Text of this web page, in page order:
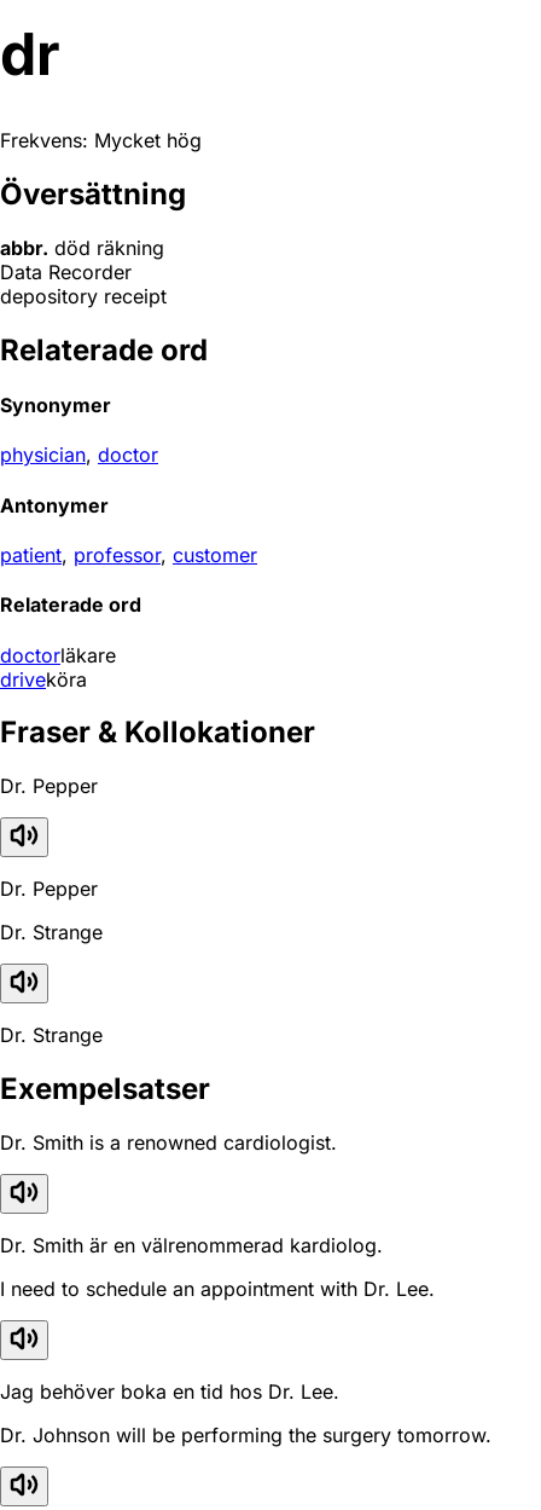
dr
Frekvens: Mycket hög
Översättning
abbr. död räkning
Data Recorder
depository receipt
Relaterade ord
Synonymer
physician, doctor
Antonymer
patient, professor, customer
Relaterade ord
doctorläkare
driveköra
Fraser & Kollokationer
Dr. Pepper
Dr. Pepper
Dr. Strange
Dr. Strange
Exempelsatser
Dr. Smith is a renowned cardiologist.
Dr. Smith är en välrenommerad kardiolog.
I need to schedule an appointment with Dr. Lee.
Jag behöver boka en tid hos Dr. Lee.
Dr. Johnson will be performing the surgery tomorrow.